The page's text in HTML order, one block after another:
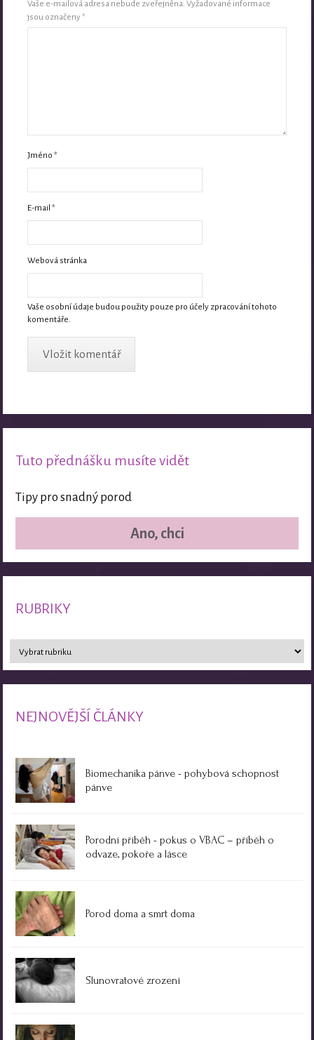
Vaše e-mailová adresa nebude zveřejněna. Vyžadované informace
jsou označeny*
Jméno*
E-mail*
Webová stránka
Vaše osobní údaje budou použity pouze pro účely zpracování tohoto
komentáře.
Tuto přednášku musíte vidět
Tipy pro snadný porod
Ano, chci
RUBRIKY
NEJNOVĚJŠÍ ČLÁNKY
Biomechanika pánve - pohybová schopnost
pánve
Porodní příběh - pokus o VBAC – příběh o
odvaze, pokoře a lásce
Porod doma a smrt doma
Slunovratové zrození